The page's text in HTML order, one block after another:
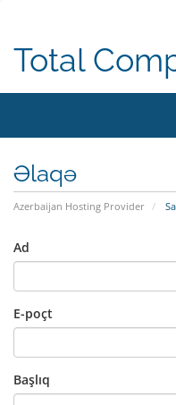
Total
Əlaqə
Azerbaijan Hosting Provider
Ad
E-poçt
Başlıq